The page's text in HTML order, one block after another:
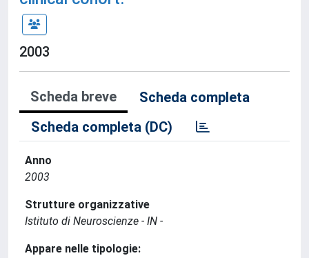
2003
Scheda breve
Scheda completa
Scheda completa (DC)
Anno
2003
Strutture organizzative
Istituto di Neuroscienze - IN -
Appare nelle tipologie: